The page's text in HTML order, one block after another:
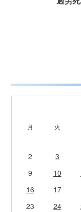
月 火
2
3
9
10
16
17
23
24